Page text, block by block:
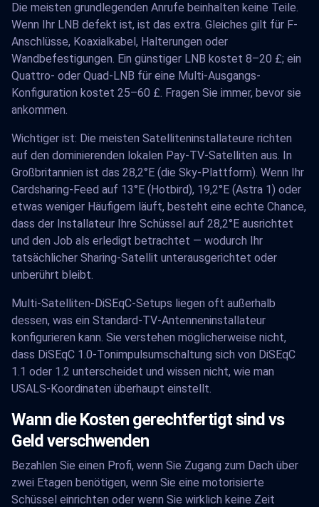
Die meisten grundlegenden Anrufe beinhalten keine Teile.
Wenn Ihr LNB defekt ist, ist das extra. Gleiches gilt für F-
Anschlüsse, Koaxialkabel, Halterungen oder
Wandbefestigungen. Ein günstiger LNB kostet 8–20 £; ein
Quattro- oder Quad-LNB für eine Multi-Ausgangs-
Konfiguration kostet 25–60 £. Fragen Sie immer, bevor sie
ankommen.
Wichtiger ist: Die meisten Satelliteninstallateure richten
auf den dominierenden lokalen Pay-TV-Satelliten aus. In
Großbritannien ist das 28,2°E (die Sky-Plattform). Wenn Ihr
Cardsharing-Feed auf 13°E (Hotbird), 19,2°E (Astra 1) oder
etwas weniger Häufigem läuft, besteht eine echte Chance,
dass der Installateur Ihre Schüssel auf 28,2°E ausrichtet
und den Job als erledigt betrachtet — wodurch Ihr
tatsächlicher Sharing-Satellit unterausgerichtet oder
unberührt bleibt.
Multi-Satelliten-DiSEqC-Setups liegen oft außerhalb
dessen, was ein Standard-TV-Antenneninstallateur
konfigurieren kann. Sie verstehen möglicherweise nicht,
dass DiSEqC 1.0-Tonimpulsumschaltung sich von DiSEqC
1.1 oder 1.2 unterscheidet und wissen nicht, wie man
USALS-Koordinaten überhaupt einstellt.
Wann die Kosten gerechtfertigt sind vs
Geld verschwenden
Bezahlen Sie einen Profi, wenn Sie Zugang zum Dach über
zwei Etagen benötigen, wenn Sie eine motorisierte
Schüssel einrichten oder wenn Sie wirklich keine Zeit